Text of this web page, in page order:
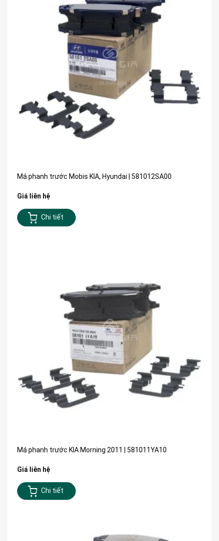
Má phanh trước Mobis KIA, Hyundai | 581012SA00
Giá liên hệ
Chi tiết
Má phanh trước KIA Morning 2011 | 581011YA10
Giá liên hệ
Chi tiết